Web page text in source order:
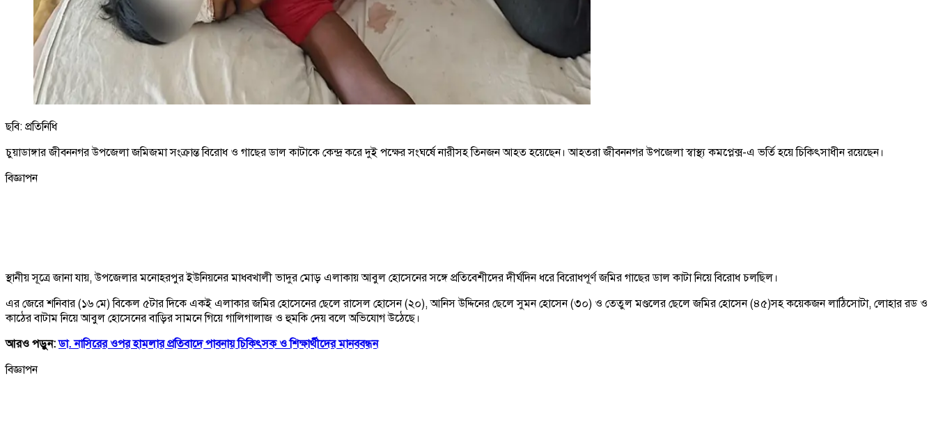
ছবি: প্রতিনিধি
চুয়াডাঙ্গার জীবননগর উপজেলা জমিজমা সংক্রান্ত বিরোধ ও গাছের ডাল কাটাকে কেন্দ্র করে দুই পক্ষের সংঘর্ষে নারীসহ তিনজন আহত হয়েছেন। আহতরা জীবননগর উপজেলা স্বাস্থ্য কমপ্লেক্স-এ ভর্তি হয়ে চিকিৎসাধীন রয়েছেন।
বিজ্ঞাপন
স্থানীয় সূত্রে জানা যায়, উপজেলার মনোহরপুর ইউনিয়নের মাধবখালী ভাদুর মোড় এলাকায় আবুল হোসেনের সঙ্গে প্রতিবেশীদের দীর্ঘদিন ধরে বিরোধপূর্ণ জমির গাছের ডাল কাটা নিয়ে বিরোধ চলছিল।
এর জেরে শনিবার (১৬ মে) বিকেল ৫টার দিকে একই এলাকার জমির হোসেনের ছেলে রাসেল হোসেন (২০), আনিস উদ্দিনের ছেলে সুমন হোসেন (৩০) ও তেতুল মণ্ডলের ছেলে জমির হোসেন (৪৫)সহ কয়েকজন লাঠিসোটা, লোহার রড ও
কাঠের বাটাম নিয়ে আবুল হোসেনের বাড়ির সামনে গিয়ে গালিগালাজ ও হুমকি দেয় বলে অভিযোগ উঠেছে।
আরও পড়ুন:ডা. নাসিরের ওপর হামলার প্রতিবাদে পাবনায় চিকিৎসক ও শিক্ষার্থীদের মানববন্ধন
বিজ্ঞাপন